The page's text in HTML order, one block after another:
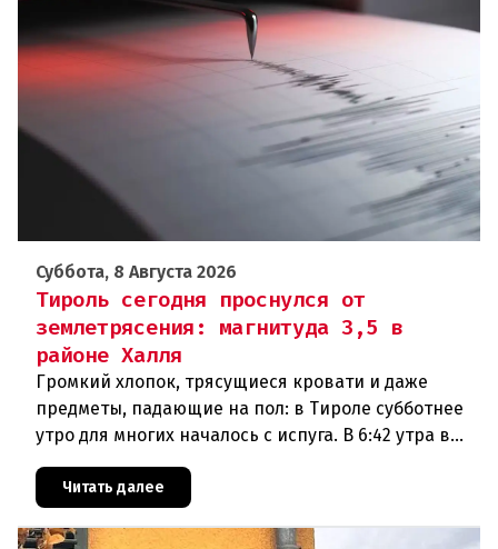
Суббота, 8 Августа 2026
Тироль сегодня проснулся от
землетрясения: магнитуда 3,5 в
районе Халля
Громкий хлопок, трясущиеся кровати и даже
предметы, падающие на пол: в Тироле субботнее
утро для многих началось с испуга. В 6:42 утра в
сейсмологовПо данны
Читать далее